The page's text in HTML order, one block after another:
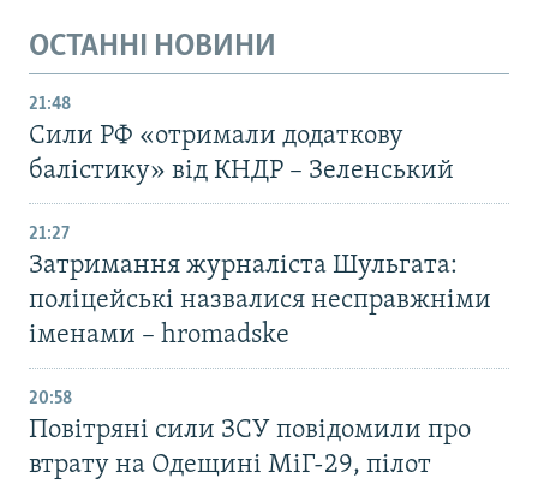
ОСТАННІ НОВИНИ
21:48
Сили РФ «отримали додаткову
балістику» від КНДР – Зеленський
21:27
Затримання журналіста Шульгата:
поліцейські назвалися несправжніми
іменами – hromadske
20:58
Повітряні сили ЗСУ повідомили про
втрату на Одещині МіГ-29, пілот